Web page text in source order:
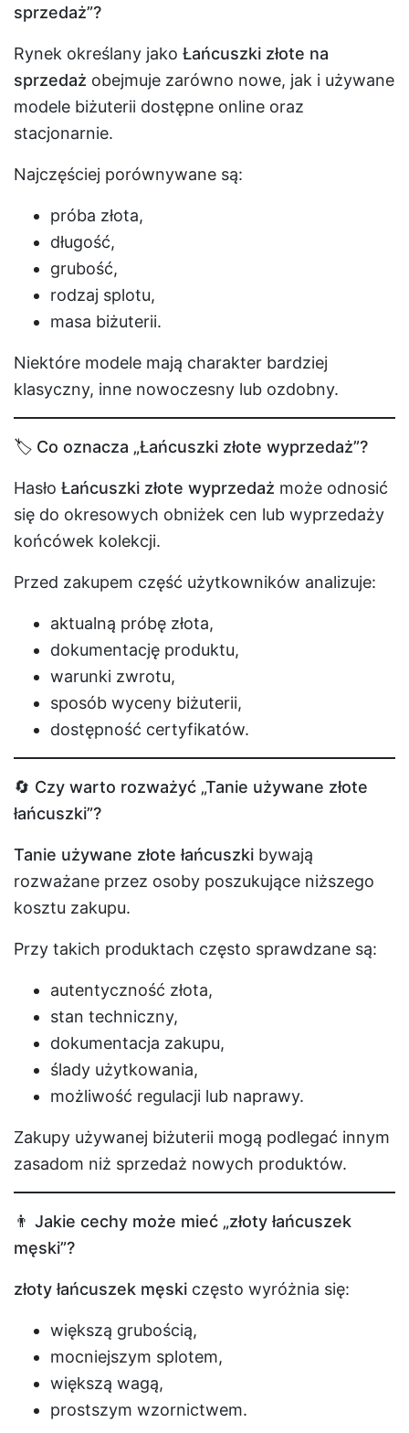
sprzedaż”?
Rynek określany jako Łańcuszki złote na
sprzedaż obejmuje zarówno nowe, jak i używane
modele biżuterii dostępne online oraz
stacjonarnie.
Najczęściej porównywane są:
próba złota,
długość,
grubość,
rodzaj splotu,
masa biżuterii.
Niektóre modele mają charakter bardziej
klasyczny, inne nowoczesny lub ozdobny.
🏷️ Co oznacza „Łańcuszki złote wyprzedaż”?
Hasło Łańcuszki złote wyprzedaż może odnosić
się do okresowych obniżek cen lub wyprzedaży
końcówek kolekcji.
Przed zakupem część użytkowników analizuje:
aktualną próbę złota,
dokumentację produktu,
warunki zwrotu,
sposób wyceny biżuterii,
dostępność certyfikatów.
🔄 Czy warto rozważyć „Tanie używane złote
łańcuszki”?
Tanie używane złote łańcuszki bywają
rozważane przez osoby poszukujące niższego
kosztu zakupu.
Przy takich produktach często sprawdzane są:
autentyczność złota,
stan techniczny,
dokumentacja zakupu,
ślady użytkowania,
możliwość regulacji lub naprawy.
Zakupy używanej biżuterii mogą podlegać innym
zasadom niż sprzedaż nowych produktów.
👨 Jakie cechy może mieć „złoty łańcuszek
męski”?
złoty łańcuszek męski często wyróżnia się:
większą grubością,
mocniejszym splotem,
większą wagą,
prostszym wzornictwem.